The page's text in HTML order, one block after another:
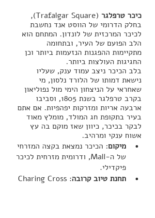
כיכר טרפלגר
(Trafalgar Square),
בחלק הדרומי של הווסט אנד נחשבת
לכיכר המרכזית של לונדון. המתחם הוא
הלב הפועם של העיר, ובתחומה
מתקיימות ההפגנות הנזעמות ביותר וכן
החגיגות העולצות ביותר.
בלב הכיכר ניצב עמוד ענק, שעליו
נישאת דמותו של הלורד נלסון, מי
שאחראי על הניצחון הימי מול נפוליאון
בקרב טרפלגר בשנת 1805, וסביבו
ארבעה אריות ומזרקות יפהפיות. אם אתם
בעיר בתקופת חג המולד, מומלץ מאוד
לבקר בכיכר, כיוון שאז מוקם בה עץ
אשוח ענקי ומרהיב.
מיקום: הכיכר נמצאת בקצה המזרחי
של ה-Mall, ודרומית מזרחית לכיכר
פיקדילי.
תחנת טיוב קרובה: Charing Cross